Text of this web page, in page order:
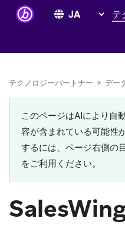
テ
テクノロジーパートナー > デー
このページはAIにより自
容が含まれている可能性
するには、ページ右側の
をご利用ください。